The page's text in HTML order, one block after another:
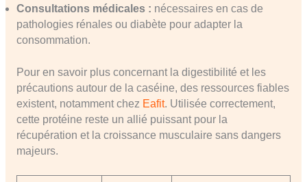
Consultations médicales : nécessaires en cas de
pathologies rénales ou diabète pour adapter la
consommation.
Pour en savoir plus concernant la digestibilité et les
précautions autour de la caséine, des ressources fiables
existent, notamment chez Eafit. Utilisée correctement,
cette protéine reste un allié puissant pour la
récupération et la croissance musculaire sans dangers
majeurs.